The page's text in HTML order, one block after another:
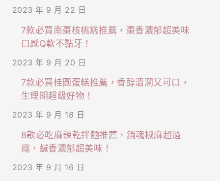
去
處！
2023 年 9 月 22 日
7款必買南棗核桃糕推薦，棗香濃郁超美味
口感Q軟不黏牙！
2023 年 9 月 20 日
7款必買桂圓蛋糕推薦，香醇溫潤又可口，
生理期超級好物！
2023 年 9 月 18 日
8款必吃麻辣乾拌麵推薦，銷魂椒麻超過
癮，鹹香濃郁超美味！
2023 年 9 月 16 日